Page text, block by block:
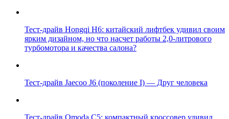
Тест-драйв Hongqi H6: китайский лифтбек удивил своим
ярким дизайном, но что насчет работы 2,0-литрового
турбомотора и качества салона?
Тест-драйв Jaecoo J6 (поколение I) — Друг человека
Тест-драйв Omoda C5: компактный кроссовер удивил